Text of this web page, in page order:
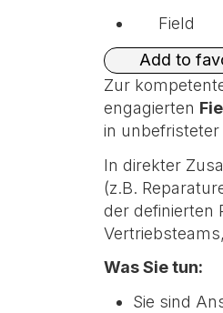
Field
Add to
Zur
engagierten
in
In direkter
(z.B.
der definierten
Was Sie tun:
Sie sind